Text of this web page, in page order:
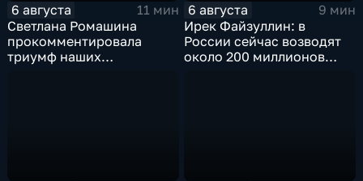
6 августа
11 мин
Светлана Ромашина
прокомментировала
триумф наших
6 августа
9 мин
Ирек Файзуллин: в
России сейчас возводят
около 200 миллионов